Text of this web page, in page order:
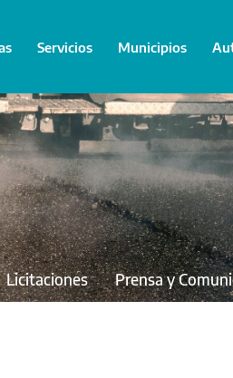
Servicios Municipios
Licitaciones Prensa y